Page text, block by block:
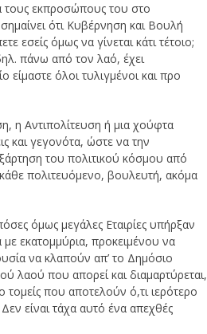
τους εκπροσώπους του στο
ότι Κυβέρνηση και Βουλή
εσείς όμως να γίνεται κάτι τέτοιο;
πάνω από τον λαό, έχει
είμαστε όλοι τυλιγμένοι και προ
η Αντιπολίτευση ή μια χούφτα
και γεγονότα, ώστε να την
του πολιτικού κόσμου από
πολιτευόμενο, βουλευτή, ακόμα
όμως μεγάλες Εταιρίες υπήρξαν
με εκατομμύρια, προκειμένου να
να κλαπούν απ’ το Δημόσιο
λαού που απορεί και διαμαρτύρεται,
που αποτελούν ό,τι ιερότερο
είναι τάχα αυτό ένα απεχθές